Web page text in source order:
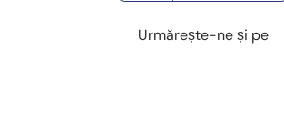
Urmărește-ne și pe